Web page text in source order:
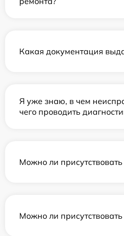
Какая документация
Я уже знаю, в чем
чего проводить
Можно ли
Можно ли